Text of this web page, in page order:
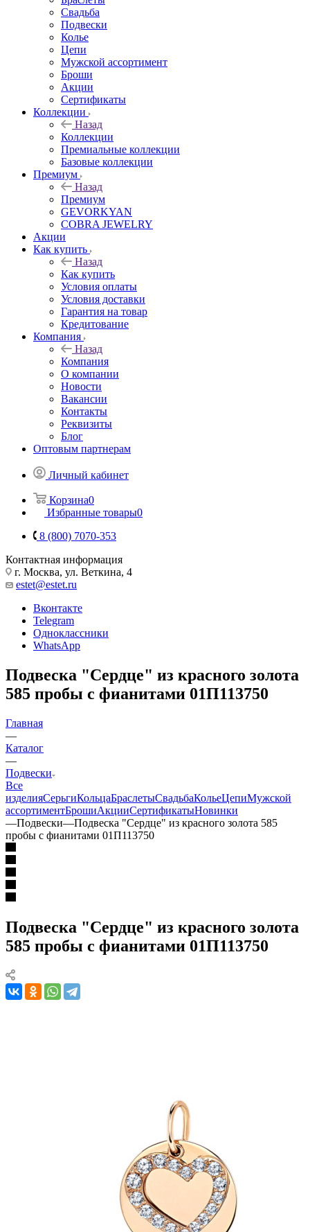
Свадьба
Подвески
Колье
Цепи
Мужской ассортимент
Броши
Акции
Сертификаты
Коллекции
Назад
Коллекции
Премиальные коллекции
Базовые коллекции
Премиум
Назад
Премиум
GEVORKYAN
COBRA JEWELRY
Акции
Как купить
Назад
Как купить
Условия оплаты
Условия доставки
Гарантия на товар
Кредитование
Компания
Назад
Компания
О компании
Новости
Вакансии
Контакты
Реквизиты
Блог
Оптовым партнерам
Личный кабинет
Корзина0
Избранные товары0
8 (800) 7070-353
Контактная информация
г. Москва, ул. Веткина, 4
estet@estet.ru
Вконтакте
Telegram
Одноклассники
WhatsApp
Подвеска "Сердце" из красного золота
585 пробы с фианитами 01П113750
Главная
—
Каталог
—
Подвески
Все
изделияСерьгиКольцаБраслетыСвадьбаКольеЦепиМужской
ассортиментБрошиАкцииСертификатыНовинки
—Подвески—Подвеска "Сердце" из красного золота 585
пробы с фианитами 01П113750
Подвеска "Сердце" из красного золота
585 пробы с фианитами 01П113750